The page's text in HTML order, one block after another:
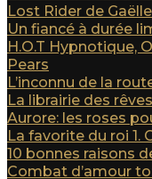
Lost Rider de
Un fiancé à durée
H.O.T Hypnotique,
Pears
L’inconnu de la
La librairie des
Aurore: les roses
La favorite du roi 1.
10 bonnes raisons
Combat d’amour